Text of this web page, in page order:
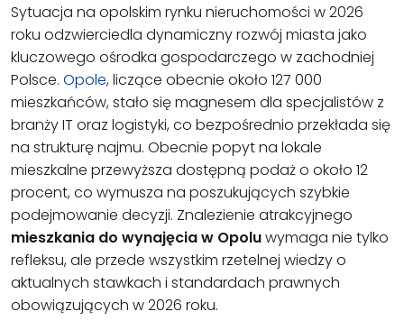
Sytuacja na opolskim rynku nieruchomości w 2026
roku odzwierciedla dynamiczny rozwój miasta jako
kluczowego ośrodka gospodarczego w zachodniej
Polsce. Opole, liczące obecnie około 127 000
mieszkańców, stało się magnesem dla specjalistów z
branży IT oraz logistyki, co bezpośrednio przekłada się
na strukturę najmu. Obecnie popyt na lokale
mieszkalne przewyższa dostępną podaż o około 12
procent, co wymusza na poszukujących szybkie
podejmowanie decyzji. Znalezienie atrakcyjnego
mieszkania do wynajęcia w Opoluwymaga nie tylko
refleksu, ale przede wszystkim rzetelnej wiedzy o
aktualnych stawkach i standardach prawnych
obowiązujących w 2026 roku.